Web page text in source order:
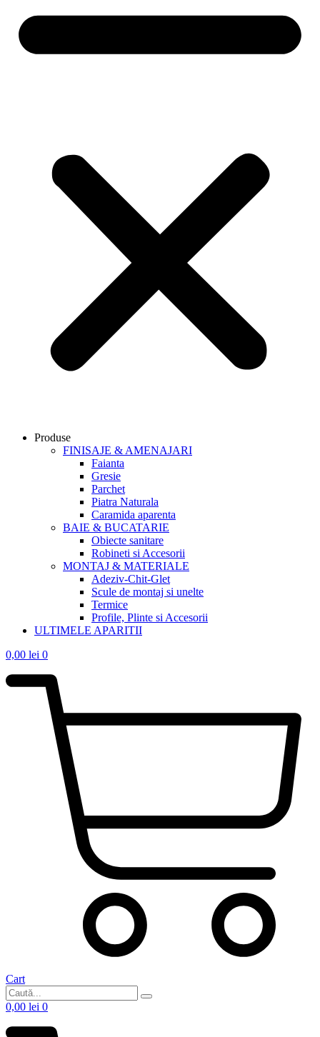
Produse
FINISAJE & AMENAJARI
Faianta
Gresie
Parchet
Piatra Naturala
Caramida aparenta
BAIE & BUCATARIE
Obiecte sanitare
Robineti si Accesorii
MONTAJ & MATERIALE
Adeziv-Chit-Glet
Scule de montaj si unelte
Termice
Profile, Plinte si Accesorii
ULTIMELE APARITII
0,00 lei 0
Cart
0,00 lei 0